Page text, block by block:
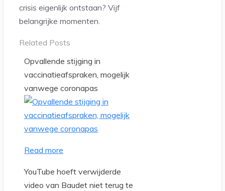
crisis eigenlijk ontstaan? Vijf
belangrijke momenten.
Related Posts
Opvallende stijging in
vaccinatieafspraken, mogelijk
vanwege coronapas
Read more
YouTube hoeft verwijderde
video van Baudet niet terug te